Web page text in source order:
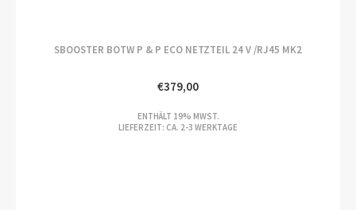
SBOOSTER BOTW P & P ECO NETZTEIL 24 V /RJ45 MK2
€379,00
ENTHÄLT 19% MWST.
LIEFERZEIT: CA. 2-3 WERKTAGE